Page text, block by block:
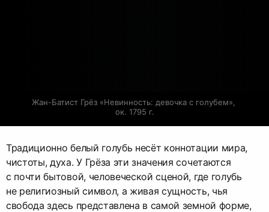
Жан-Батист Грёз «Невинность: девочка с голубем»,
ок. 1795 г.
Традиционно белый голубь несёт коннотации мира,
чистоты, духа. У Грёза эти значения сочетаются
с почти бытовой, человеческой сценой, где голубь
не религиозный символ, а живая сущность, чья
свобода здесь представлена в самой земной форме,